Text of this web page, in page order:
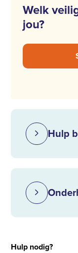
Welk
jou?
Hulp
Hulp nodig?